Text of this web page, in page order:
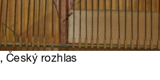
, Český rozhlas